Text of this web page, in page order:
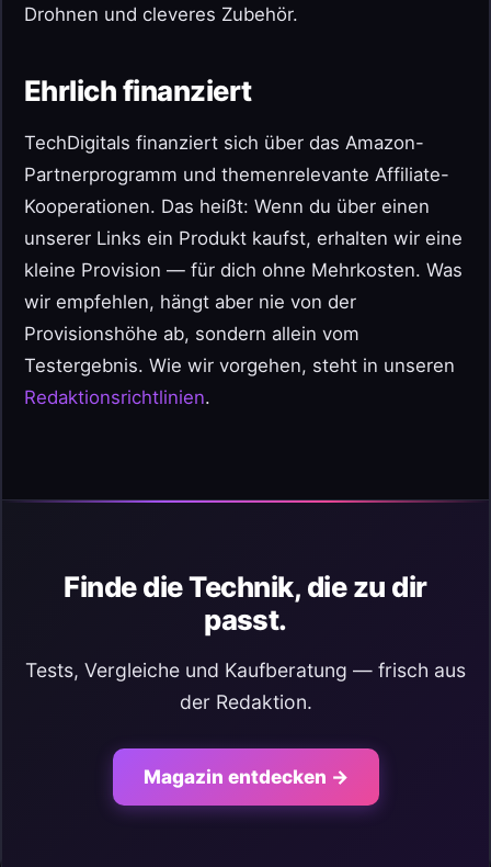
Drohnen und cleveres Zubehör.
Ehrlich finanziert
TechDigitals finanziert sich über das Amazon-
Partnerprogramm und themenrelevante Affiliate-
Kooperationen. Das heißt: Wenn du über einen
unserer Links ein Produkt kaufst, erhalten wir eine
kleine Provision — für dich ohne Mehrkosten. Was
wir empfehlen, hängt aber nie von der
Provisionshöhe ab, sondern allein vom
Testergebnis. Wie wir vorgehen, steht in unseren
Redaktionsrichtlinien.
Finde die Technik, die zu dir
passt.
Tests, Vergleiche und Kaufberatung — frisch aus
der Redaktion.
Magazin entdecken →